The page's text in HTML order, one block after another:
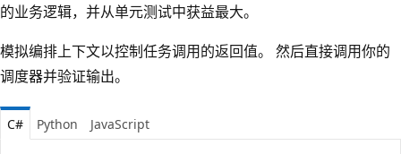
的业务逻辑，并从单元测试中获益最大。
模拟编排上下文以控制任务调用的返回值。 然后直接调用你的
调度器并验证输出。
C# Python JavaScript